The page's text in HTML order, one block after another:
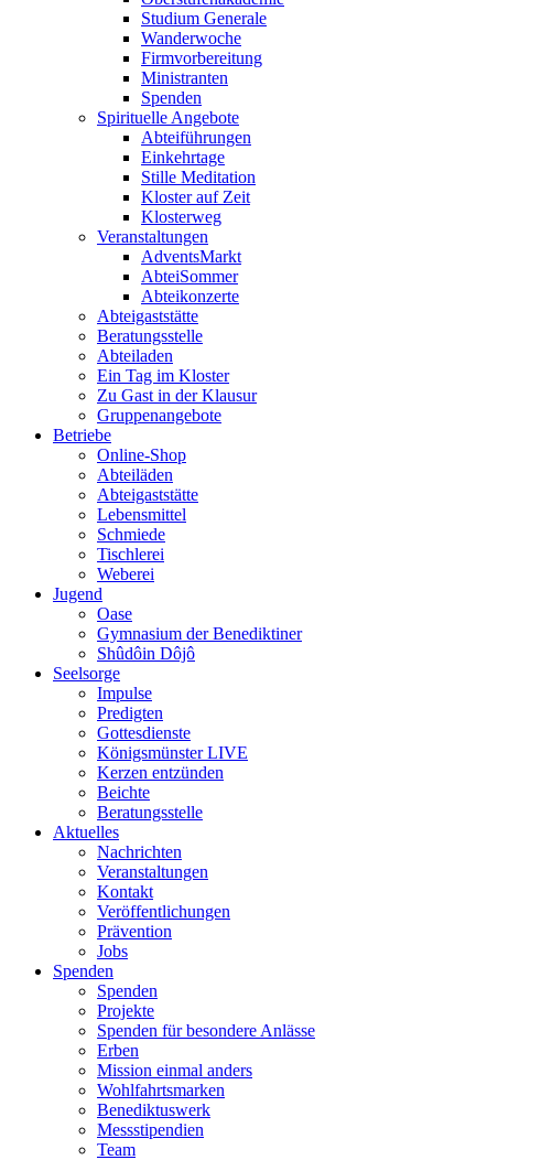
Studium Generale
Wanderwoche
Firmvorbereitung
Ministranten
Spenden
Spirituelle Angebote
Abteiführungen
Einkehrtage
Stille Meditation
Kloster auf Zeit
Klosterweg
Veranstaltungen
AdventsMarkt
AbteiSommer
Abteikonzerte
Abteigaststätte
Beratungsstelle
Abteiladen
Ein Tag im Kloster
Zu Gast in der Klausur
Gruppenangebote
Betriebe
Online-Shop
Abteiläden
Abteigaststätte
Lebensmittel
Schmiede
Tischlerei
Weberei
Jugend
Oase
Gymnasium der Benediktiner
Shûdôin Dôjô
Seelsorge
Impulse
Predigten
Gottesdienste
Königsmünster LIVE
Kerzen entzünden
Beichte
Beratungsstelle
Aktuelles
Nachrichten
Veranstaltungen
Kontakt
Veröffentlichungen
Prävention
Jobs
Spenden
Spenden
Projekte
Spenden für besondere Anlässe
Erben
Mission einmal anders
Wohlfahrtsmarken
Benediktuswerk
Messstipendien
Team